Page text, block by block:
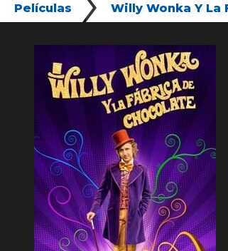
Películas Willy Wonka Y La